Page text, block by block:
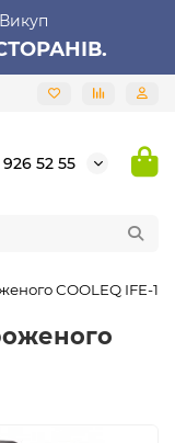
52 55
COOLEQ IFE-1